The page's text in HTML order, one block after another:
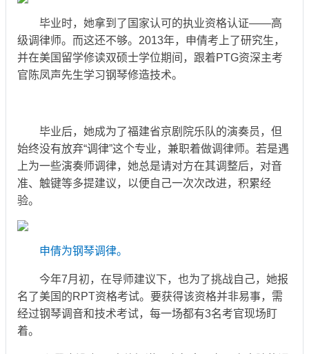
毕业时，她拿到了国家认可的执业资格认证——高
级调律师。而这还不够。2013年，申倩考上了研究生，
并在美国留学修读双硕士学位期间，跟着PTG资深主考
官陈凤声先生学习钢琴修造技术。
毕业后，她成为了福建省京剧院乐队的演奏员，但
始终没有放弃“调律”这个专业，兼职着做调律师。若是遇
上为一些演奏师调律，她总是请对方在其调整后，对音
准、触键等多提建议，以便自己一次次改进，积累经
验。
申倩为钢琴调律。
今年7月初，在导师建议下，也为了挑战自己，她报
名了美国的RPT资格考试。要获得该资格并非易事，需
经过钢琴调音和技术考试，每一场都有3名考官现场盯
着。